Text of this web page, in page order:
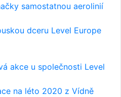
samostatnou aerolinií
dceru Level Europe
akce u společnosti Level
na léto 2020 z Vídně